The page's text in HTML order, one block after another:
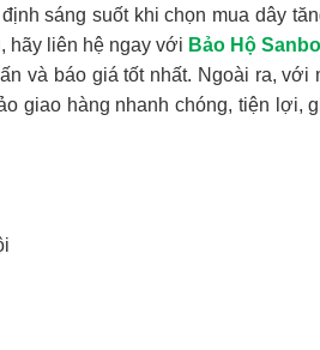
sáng suốt khi chọn mua dây
hãy liên hệ ngay với Bảo Hộ
và báo giá tốt nhất. Ngoài ra, với
giao hàng nhanh chóng, tiện lợi,